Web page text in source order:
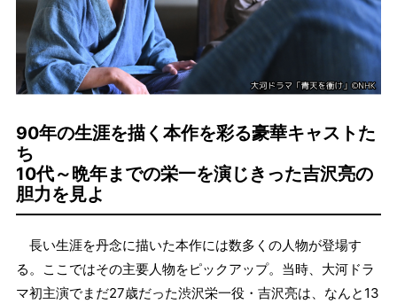
90年の生涯を描く本作を彩る豪華キャストた
ち
10代～晩年までの栄一を演じきった吉沢亮の
胆力を見よ
長い生涯を丹念に描いた本作には数多くの人物が登場す
る。ここではその主要人物をピックアップ。当時、大河ドラ
マ初主演でまだ27歳だった渋沢栄一役・吉沢亮は、なんと13